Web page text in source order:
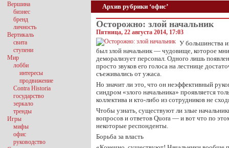
Архив рубрики ‘офис’
Осторожно: злой начальник
Пятница, 22 августа 2014, 17:03
У большинства
был злой начальник — чудовище, которое
деморализует персонал. Одного лишь
просто звуков его голоса на лестнице
съеживались от ужаса.
Но значит ли это, что он неэффективный
синдром «злого начальника» проявляется
коллектива и кто-либо из сотрудников не
Чтобы узнать, существуют ли злые
вопросов и ответов Quora — и вот что по
некоторые респонденты.
Борьба за власть
Вершина
бизнес
бренд
личность
Вертикаль
свита
ступени
Мир
лобби
интересы
продвижение
Contra Historia
государство
зеркало
тренды
Игры
мифы
офис
руководство